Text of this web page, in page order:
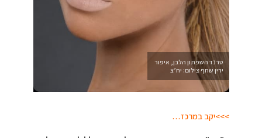
טרנד השפתון הלבן, איפור
ירין שחף צילום: יח’צ
>>>יקב במרכז…